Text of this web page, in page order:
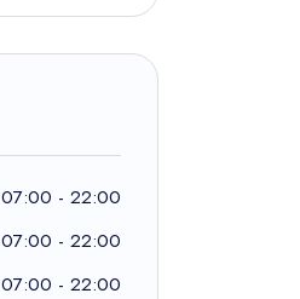
07:00 - 22:00
07:00 - 22:00
07:00 - 22:00